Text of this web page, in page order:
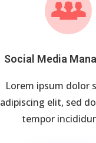
Social Media
Lorem ipsum dolor
adipiscing elit, sed
tempor